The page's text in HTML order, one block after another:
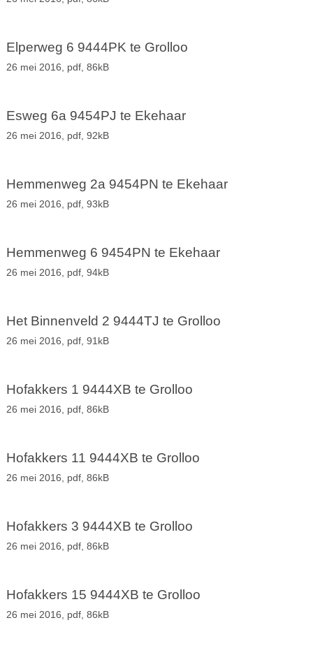
Elperweg 6 9444PK te Grolloo
26 mei 2016, pdf, 86kB
Esweg 6a 9454PJ te Ekehaar
26 mei 2016, pdf, 92kB
Hemmenweg 2a 9454PN te Ekehaar
26 mei 2016, pdf, 93kB
Hemmenweg 6 9454PN te Ekehaar
26 mei 2016, pdf, 94kB
Het Binnenveld 2 9444TJ te Grolloo
26 mei 2016, pdf, 91kB
Hofakkers 1 9444XB te Grolloo
26 mei 2016, pdf, 86kB
Hofakkers 11 9444XB te Grolloo
26 mei 2016, pdf, 86kB
Hofakkers 3 9444XB te Grolloo
26 mei 2016, pdf, 86kB
Hofakkers 15 9444XB te Grolloo
26 mei 2016, pdf, 86kB